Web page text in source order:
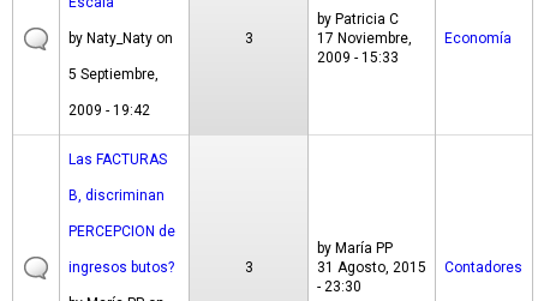
by Naty_Naty on
5 Septiembre,
2009 - 19:42
3
by Patricia C
17 Noviembre,
2009 - 15:33
Economía
Las FACTURAS
B, discriminan
PERCEPCION de
ingresos butos? 3
by María PP
31 Agosto, 2015
- 23:30
Contadores